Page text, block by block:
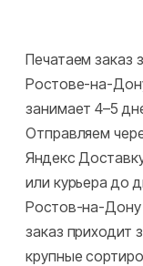
Печатаем заказ
Ростове-на-
занимает 4–5
Отправляем
Яндекс
или курьера до
Ростов-на-Дону
заказ приходит
крупные